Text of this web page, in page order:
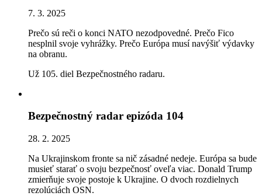
7. 3. 2025
Prečo sú reči o konci NATO nezodpovedné. Prečo Fico
nesplnil svoje vyhrážky. Prečo Európa musí navýšiť výdavky
na obranu.
Už 105. diel Bezpečnostného radaru.
Bezpečnostný radar epizóda 104
28. 2. 2025
Na Ukrajinskom fronte sa nič zásadné nedeje. Európa sa bude
musieť starať o svoju bezpečnosť oveľa viac. Donald Trump
zmierňuje svoje postoje k Ukrajine. O dvoch rozdielnych
rezolúciách OSN.